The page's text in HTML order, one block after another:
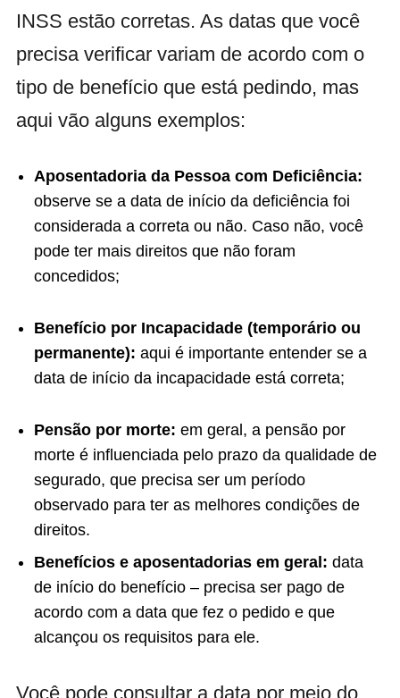
INSS estão corretas. As datas que você
precisa verificar variam de acordo com o
tipo de benefício que está pedindo, mas
aqui vão alguns exemplos:
Aposentadoria da Pessoa com Deficiência:
observe se a data de início da deficiência foi
considerada a correta ou não. Caso não, você
pode ter mais direitos que não foram
concedidos;
Benefício por Incapacidade (temporário ou
permanente): aqui é importante entender se a
data de início da incapacidade está correta;
Pensão por morte: em geral, a pensão por
morte é influenciada pelo prazo da qualidade de
segurado, que precisa ser um período
observado para ter as melhores condições de
direitos.
Benefícios e aposentadorias em geral: data
de início do benefício – precisa ser pago de
acordo com a data que fez o pedido e que
alcançou os requisitos para ele.
Você pode consultar a data por meio do